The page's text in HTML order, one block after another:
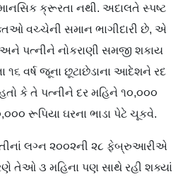
ક્રૂરતા નથી. અદાલતે સ્પષ્ટ
વચ્ચેની સમાન ભાગીદારી છે, એ
અને પત્નીને નોકરાણી સમજી શકાય
૧૬ વર્ષ જૂના છૂટાછેડાના આદેશને રદ
કે તે પત્નીને દર મહિને ૧૦,૦૦૦
રૂપિયા ઘરના ભાડા પેટે ચૂકવે.
લગ્ન ૨૦૦૨ની ૨૮ ફેબ્રુઆરીએ
તેઓ ૩ મહિના પણ સાથે રહી શક્યાં